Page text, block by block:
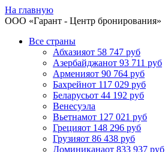
На главную
ООО «Гарант - Центр бронирования»
Все страны
Абхазияот 58 747 руб
Азербайджанот 93 711 руб
Арменияот 90 764 руб
Бахрейнот 117 029 руб
Беларусьот 44 192 руб
Венесуэла
Вьетнамот 127 021 руб
Грецияот 148 296 руб
Грузияот 86 438 руб
Доминиканаот 833 937 руб